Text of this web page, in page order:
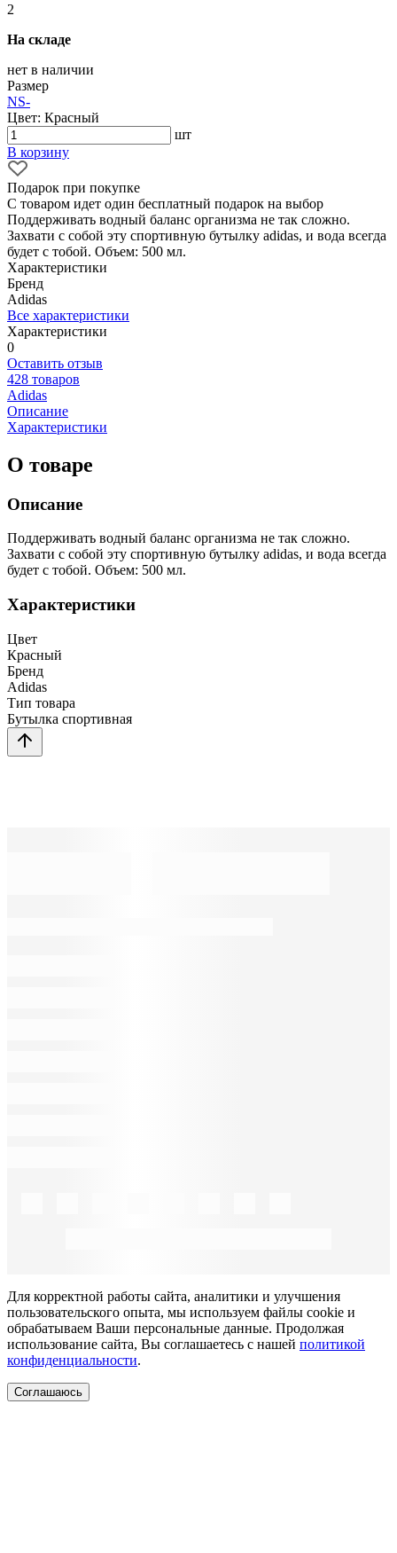
2
На складе
нет в наличии
Размер
NS-
Цвет: Красный
шт
В корзину
Подарок при покупке
С товаром идет один бесплатный подарок на выбор
Поддерживать водный баланс организма не так сложно.
Захвати с собой эту спортивную бутылку adidas, и вода всегда
будет с тобой. Объем: 500 мл.
Характеристики
Бренд
Adidas
Все характеристики
Характеристики
0
Оставить отзыв
428 товаров
Adidas
Описание
Характеристики
О товаре
Описание
Поддерживать водный баланс организма не так сложно.
Захвати с собой эту спортивную бутылку adidas, и вода всегда
будет с тобой. Объем: 500 мл.
Характеристики
Цвет
Красный
Бренд
Adidas
Тип товара
Бутылка спортивная
Для корректной работы сайта, аналитики и улучшения
пользовательского опыта, мы используем файлы cookie и
обрабатываем Ваши персональные данные. Продолжая
использование сайта, Вы соглашаетесь с нашей политикой
конфиденциальности.
Соглашаюсь